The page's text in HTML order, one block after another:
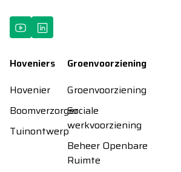
Hoveniers
Hovenier
Boomverzorger
Tuinontwerp
Groenvoorziening
Groenvoorziening
Sociale
werkvoorziening
Beheer Openbare
Ruimte